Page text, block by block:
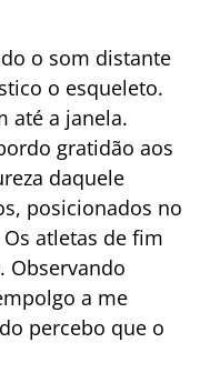
o som distante
o esqueleto.
até a janela.
gratidão aos
daquele
posicionados no
atletas de fim
Observando
a me
percebo que o